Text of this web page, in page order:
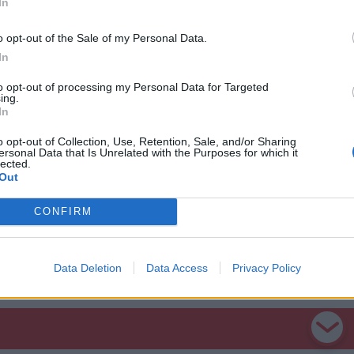
opt-out of the Sale of my Personal Data.
opt-out of processing my Personal Data for Targeted
opt-out of Collection, Use, Retention, Sale, and/or Sharing
Data that Is Unrelated with the Purposes for which it
CONFIRM
Data Deletion Data Access Privacy Policy
miután az elmúlt három héten magas volt a
(influenza, felső légúti fertőzés és
száma – nyilatkozta csütörtöki
a tárcavezető.
Kórház